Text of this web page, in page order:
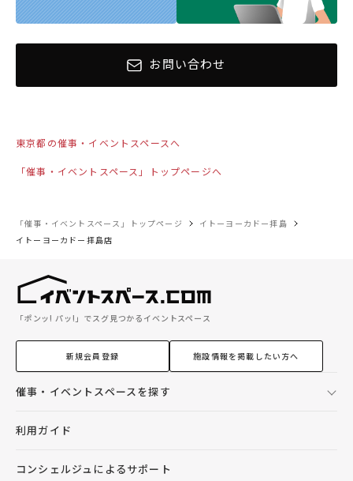
お問い合わせ
東京都の催事・イベントスペースへ
「催事・イベントスペース」トップページへ
「催事・イベントスペース」トップページ
イトーヨーカドー拝島
イトーヨーカドー拝島店
「ポンッ! パッ!」でスグ見つかるイベントスペース
新規会員登録 施設情報を掲載したい方へ
催事・イベントスペースを探す
利用ガイド
コンシェルジュによるサポート